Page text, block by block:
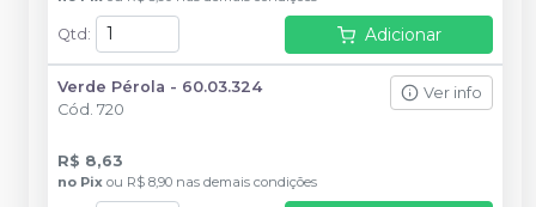
Qtd : Adicionar
Verde Pérola - 60.03.324
Cód. 720
Ver info
R$ 8,63
no Pix ou R$ 8,90 nas demais condições